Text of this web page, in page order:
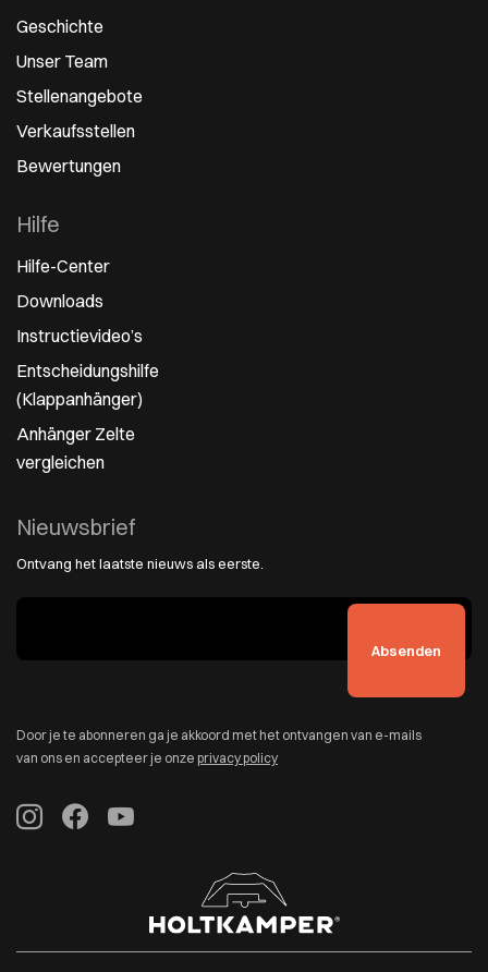
Geschichte
Unser Team
Stellenangebote
Verkaufsstellen
Bewertungen
Hilfe
Hilfe-Center
Downloads
Instructievideo’s
Entscheidungshilfe
(Klappanhänger)
Anhänger Zelte
vergleichen
Nieuwsbrief
Ontvang het laatste nieuws als eerste.
Door je te abonneren ga je akkoord met het ontvangen van e-mails
van ons en accepteer je onze privacy policy